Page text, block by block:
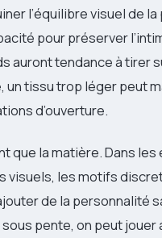
l’équilibre visuel de
pour préserver
auront tendance à tirer
un tissu trop léger peut
d’ouverture.
que la matière. Dans
visuels, les motifs
de la personnalité
pente, on peut